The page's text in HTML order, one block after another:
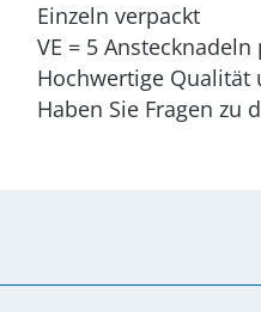
Einzeln verpackt
VE = 5
Hochwertige Qualität
Haben Sie Fragen zu